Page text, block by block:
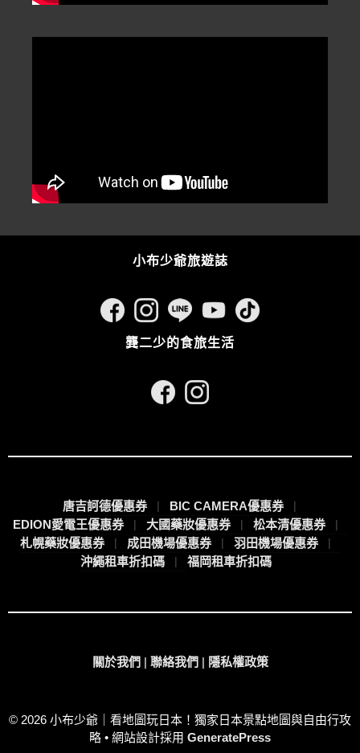
小布少爺旅遊誌
龔二少的食旅生活
唐吉訶德優惠券
BIC CAMERA優惠券
EDION愛電王優惠券
大國藥妝優惠券
松本清優惠券
札幌藥妝優惠券
成田機場優惠券
羽田機場優惠券
沖繩租車折扣碼
福岡租車折扣碼
關於我們 | 聯絡我們 | 隱私權政策
© 2026 小布少爺｜看地圖玩日本！獨家日本景點地圖與自由行攻
略 • 網站設計採用 GeneratePress